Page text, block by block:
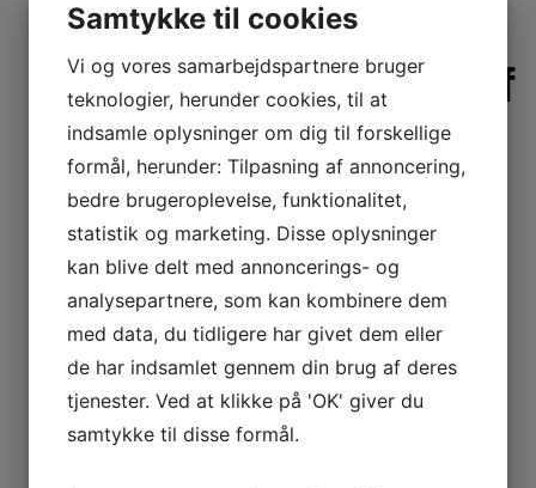
Vibrationsdæmper
gummifødder sæt af
4 stk
Læs mereTilføj til kurv
Tilbehør
Tilløbsslange
forlænger 2,5M
Samtykke til cookies
Vi og vores samarbejdspartnere bruger
teknologier, herunder cookies, til at
indsamle oplysninger om dig til forskellige
formål, herunder: Tilpasning af annoncering,
bedre brugeroplevelse, funktionalitet,
statistik og marketing. Disse oplysninger
kan blive delt med annoncerings- og
analysepartnere, som kan kombinere dem
med data, du tidligere har givet dem eller
de har indsamlet gennem din brug af deres
tjenester. Ved at klikke på 'OK' giver du
samtykke til disse formål.